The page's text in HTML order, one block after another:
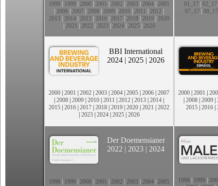
1998 1999 2000 2001 2002 2003 2004 2005
2006 2007 2008 2009 2010 2011 2012
2013 2014 2015 2016 2017 2018 2019 2020
2021 2022 2023| 2024| 2025| 2026
01_17| 02_17
07_17 08_17
BBI International
2024 | 2025 | 2026
2000 | 2001 | 2002 | 2003 | 2004 | 2005 | 2006 | 2007
| 2008 | 2009 | 2010 | 2011 | 2012 | 2013 | 2014 |
2015 | 2016 | 2017 | 2018 | 2019 | 2020 | 2021 | 2022
| 2023| 2024| 2025| 2026
2000 | 2001 |
| 2008 | 2009 |
2015 | 2016 |
Der Doemensianer
2022 | 2023 | 2024
1998 1999 2000 2001 2002 2003 2004 2005
1998 1999